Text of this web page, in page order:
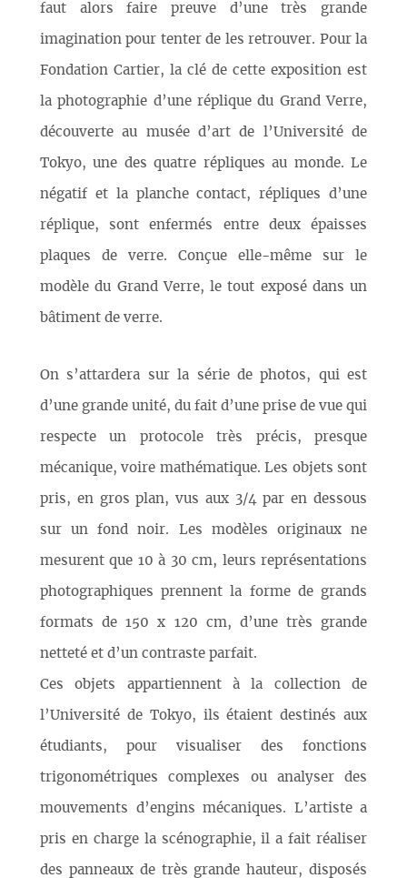
faut alors faire preuve d’une très grande
imagination pour tenter de les retrouver. Pour la
Fondation Cartier, la clé de cette exposition est
la photographie d’une réplique du Grand Verre,
découverte au musée d’art de l’Université de
Tokyo, une des quatre répliques au monde. Le
négatif et la planche contact, répliques d’une
réplique, sont enfermés entre deux épaisses
plaques de verre. Conçue elle-même sur le
modèle du Grand Verre, le tout exposé dans un
bâtiment de verre.
On s’attardera sur la série de photos, qui est
d’une grande unité, du fait d’une prise de vue qui
respecte un protocole très précis, presque
mécanique, voire mathématique. Les objets sont
pris, en gros plan, vus aux 3/4 par en dessous
sur un fond noir. Les modèles originaux ne
mesurent que 10 à 30 cm, leurs représentations
photographiques prennent la forme de grands
formats de 150 x 120 cm, d’une très grande
netteté et d’un contraste parfait.
Ces objets appartiennent à la collection de
l’Université de Tokyo, ils étaient destinés aux
étudiants, pour visualiser des fonctions
trigonométriques complexes ou analyser des
mouvements d’engins mécaniques. L’artiste a
pris en charge la scénographie, il a fait réaliser
des panneaux de très grande hauteur, disposés